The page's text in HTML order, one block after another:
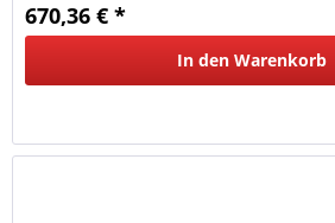
670,36 € *
In den Warenkorb